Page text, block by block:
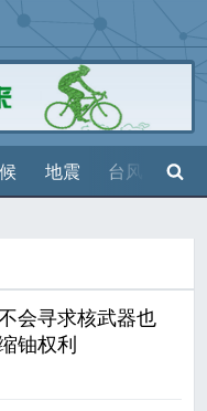
地震 台风 天气
搜索
会寻求核武器也
铀权利